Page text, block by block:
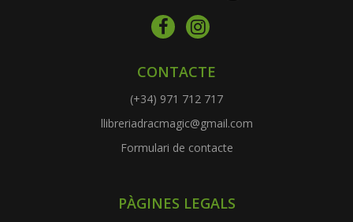
CONTACTE
(+34) 971 712 717
llibreriadracmagic@gmail.com
Formulari de contacte
PÀGINES LEGALS